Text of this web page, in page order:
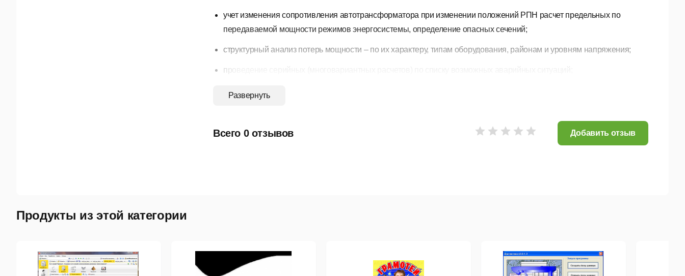
учет изменения сопротивления автотрансформатора при изменении положений РПН расчет предельных по
передаваемой мощности режимов энергосистемы, определение опасных сечений;
структурный анализ потерь мощности – по их характеру, типам оборудования, районам и уровням напряжения;
проведение серийных (многовариантных расчетов) по списку возможных аварийных ситуаций;
моделирование отключения ЛЭП, в том числе одностороннего, и определение напряжения на открытом конце;
моделирование зависимостей Qmax (V) генератора с учетом ограничений по токам ротора и статора;
Пользовательский интерфейс включает табличный процессор, однолинейную графическую схему, селектор,
Развернуть
Всего 0 отзывов Добавить отзыв
Продукты из этой категории